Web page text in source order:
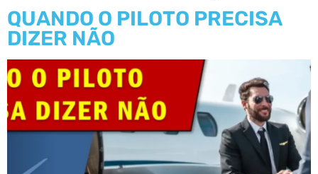
QUANDO O PILOTO PRECISA
DIZER NÃO